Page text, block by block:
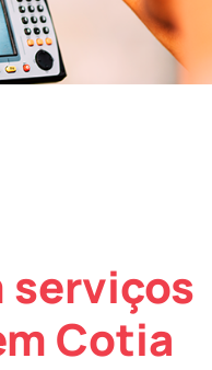
serviços
Cotia